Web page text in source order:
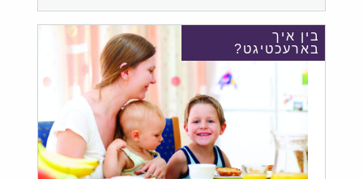
בין איך
בארעכטיגט?